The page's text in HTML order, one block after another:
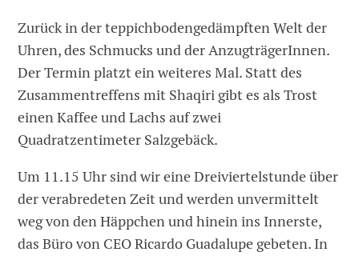
Zurück in der teppichbodengedämpften Welt der
Uhren, des Schmucks und der AnzugträgerInnen.
Der Termin platzt ein weiteres Mal. Statt des
Zusammentreffens mit Shaqiri gibt es als Trost
einen Kaffee und Lachs auf zwei
Quadratzentimeter Salzgebäck.
Um 11.15 Uhr sind wir eine Dreiviertelstunde über
der verabredeten Zeit und werden unvermittelt
weg von den Häppchen und hinein ins Innerste,
das Büro von CEO Ricardo Guadalupe gebeten. In